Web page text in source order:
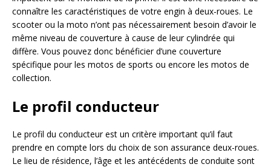
connaître les caractéristiques de votre engin à deux-roues. Le
scooter ou la moto n’ont pas nécessairement besoin d’avoir le
même niveau de couverture à cause de leur cylindrée qui
diffère. Vous pouvez donc bénéficier d’une couverture
spécifique pour les motos de sports ou encore les motos de
collection.
Le profil conducteur
Le profil du conducteur est un critère important qu’il faut
prendre en compte lors du choix de son assurance deux-roues.
Le lieu de résidence, l’âge et les antécédents de conduite sont